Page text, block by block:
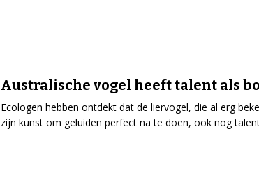
Australische vogel heeft talent als
Ecologen hebben ontdekt dat de liervogel, die al erg
zijn kunst om geluiden perfect na te doen, ook nog